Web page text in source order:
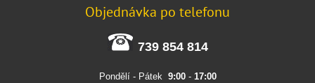
Objednávka po telefonu
739 854 814
Pondělí - Pátek 9:00- 17:00